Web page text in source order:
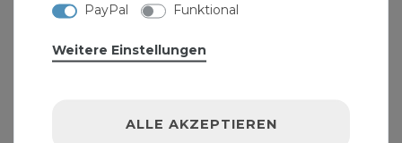
nach DIN 2440
Material: Stahl
verzinkter Rohrdoppelnippel
Lieferumfang: Rohrdoppelnippel 2 Zoll x 100 mm
PayPal Funktional
Weitere Einstellungen
ALLE AKZEPTIEREN